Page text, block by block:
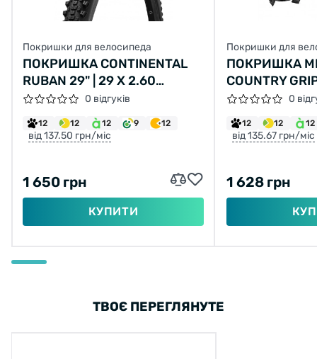
Покришки для велосипеда
ПОКРИШКА CONTINENTAL
RUBAN 29" | 29 X 2.60
ЧОРНА, НЕ СКЛАДНА
0 відгуків
12 12 12 9 12
від 137.50 грн/міс
1 650 грн
КУПИТИ
Покришки для
ПОКРИШКА
COUNTRY
(54-584)
0
12 12 12
від 135.67 грн/міс
1 628 грн
ТВОЄ ПЕРЕГЛЯНУТЕ